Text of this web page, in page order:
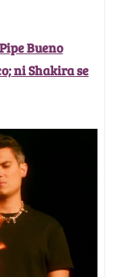
Bueno
ni Shakira se